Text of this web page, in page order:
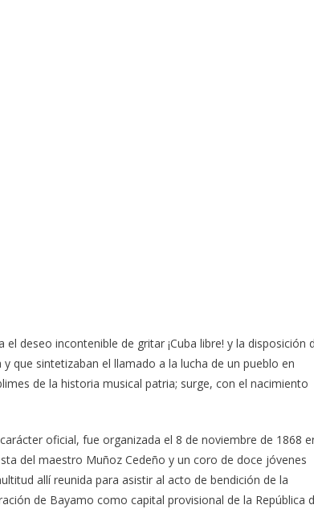
deseo incontenible de gritar ¡Cuba libre! y la disposición
que sintetizaban el llamado a la lucha de un pueblo en
de la historia musical patria; surge, con el nacimiento
oficial, fue organizada el 8 de noviembre de 1868
del maestro Muñoz Cedeño y un coro de doce jóvenes
allí reunida para asistir al acto de bendición de la
de Bayamo como capital provisional de la República